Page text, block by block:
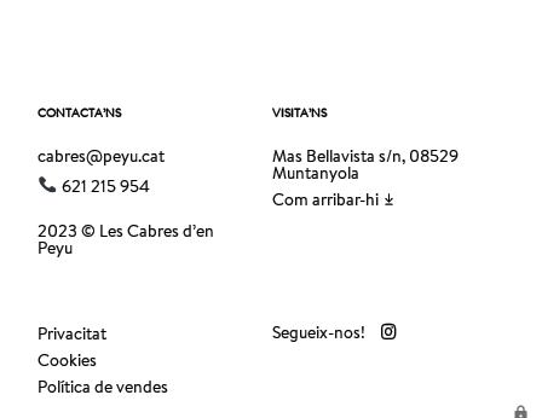
CONTACTA’NS
cabres@peyu.cat
621 215 954
2023 © Les Cabres d’en
Peyu
VISITA’NS
Mas Bellavista s/n, 08529
Muntanyola
Com arribar-hi
Privacitat
Cookies
Política de vendes
Segueix-nos!
lock